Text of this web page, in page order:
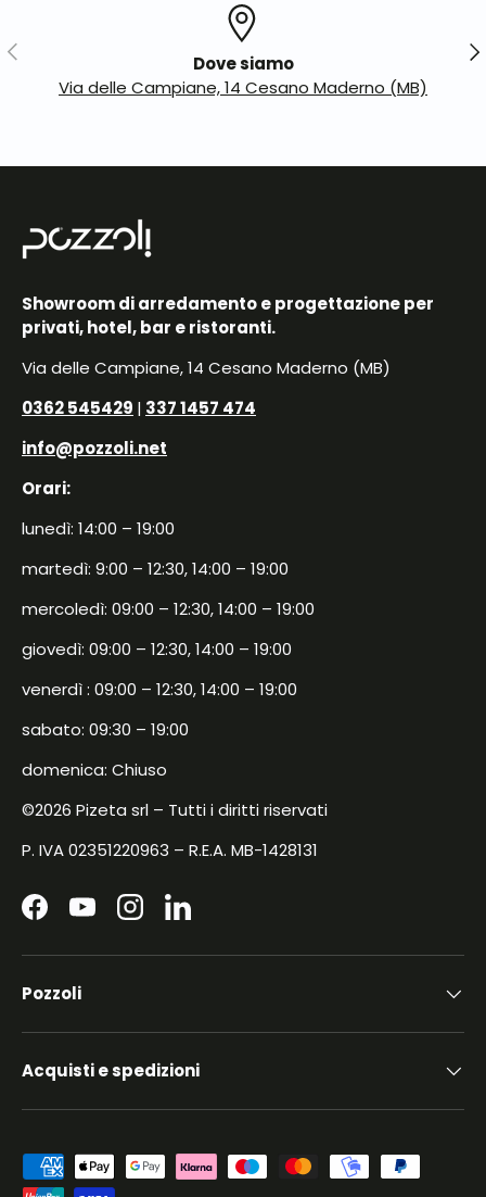
Indietro
Dove siamo
Via delle Campiane, 14 Cesano Maderno (MB)
Showroom di arredamento e progettazione per
privati, hotel, bar e ristoranti.
Via delle Campiane, 14 Cesano Maderno (MB)
0362 545429 | 337 1457 474
info@pozzoli.net
Orari:
lunedì: 14:00 – 19:00
martedì: 9:00 – 12:30, 14:00 – 19:00
mercoledì: 09:00 – 12:30, 14:00 – 19:00
giovedì: 09:00 – 12:30, 14:00 – 19:00
venerdì : 09:00 – 12:30, 14:00 – 19:00
sabato: 09:30 – 19:00
domenica: Chiuso
©2026 Pizeta srl – Tutti i diritti riservati
P. IVA 02351220963 – R.E.A. MB-1428131
FacebookYouTubeInstagramLinkedIn
Pozzoli
Acquisti e spedizioni
Metodi di pagamento accettati